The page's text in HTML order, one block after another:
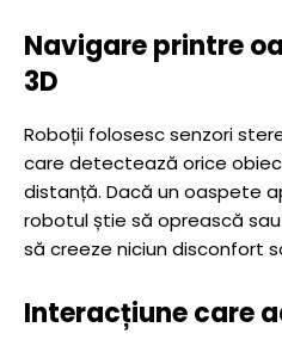
Navigare printre
3D
Roboții folosesc senzori
care detectează orice
distanță. Dacă un oaspete
robotul știe să oprească
să creeze niciun disconfort
Interacțiune care